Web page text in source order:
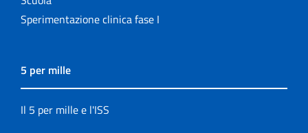
Sperimentazione clinica fase I
5 per mille
Il 5 per mille e l'ISS